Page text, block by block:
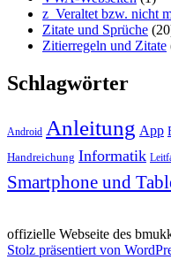
z_Veraltet bzw. nicht
Zitate und Sprüche
Zitierregeln und Zitate
Schlagwörter
Android Anleitung App
Handreichung Informatik
Smartphone und
offizielle Webseite des
Stolz präsentiert von